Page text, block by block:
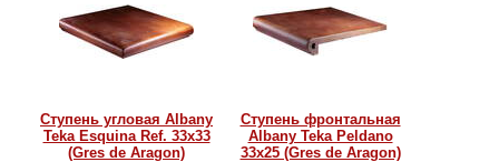
Ступень угловая Albany
Teka Esquina Ref. 33х33
(Gres de Aragon)
Ступень фронтальная
Albany Teka Peldano
33х25 (Gres de Aragon)